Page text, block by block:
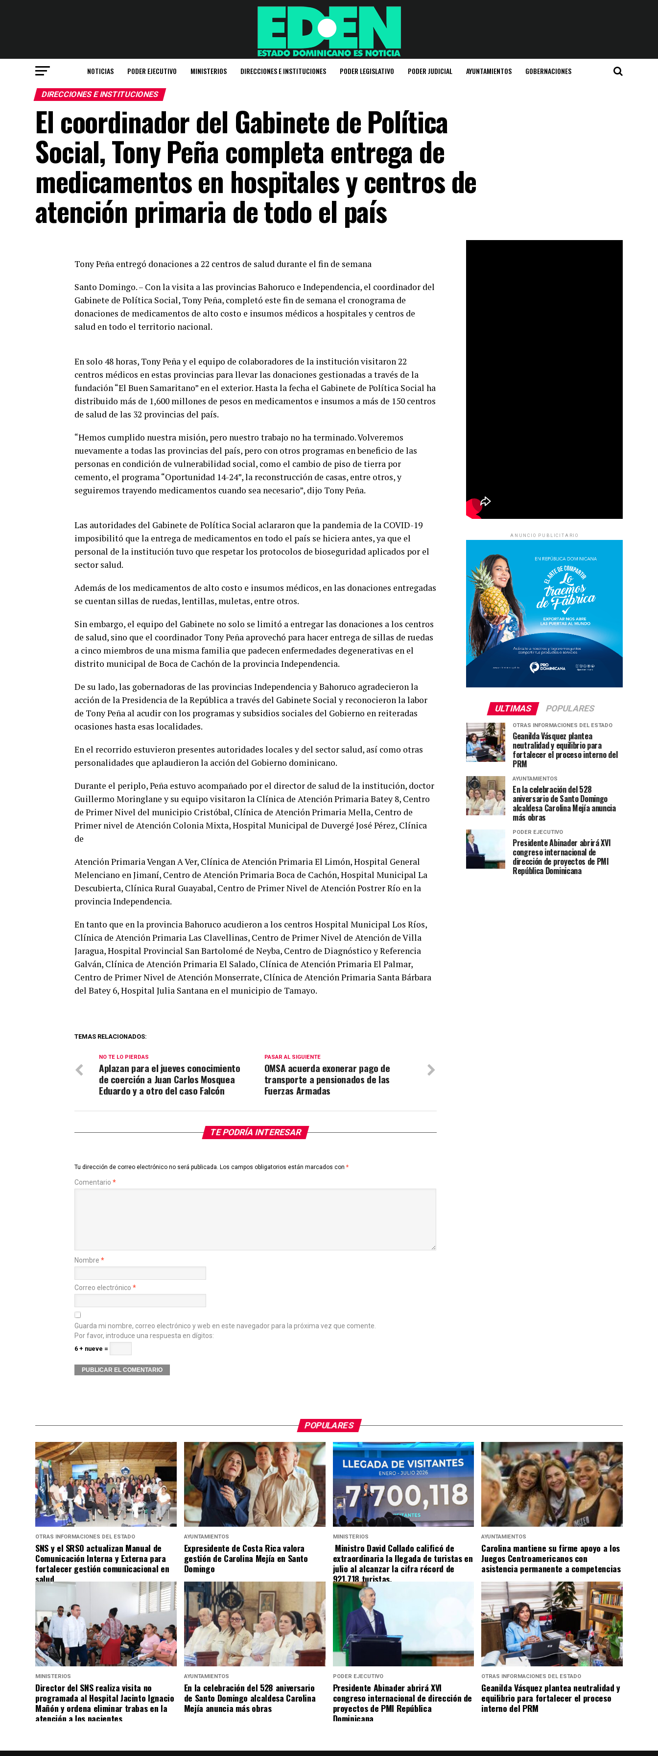
NOTICIAS PODER EJECUTIVO MINISTERIOS DIRECCIONES E INSTITUCIONES PODER LEGISLATIVO PODER JUDICIAL AYUNTAMIENTOS GOBERNACIONES
DIRECCIONES E INSTITUCIONES
El coordinador del Gabinete de Política
Social, Tony Peña completa entrega de
medicamentos en hospitales y centros de
atención primaria de todo el país
Tony Peña entregó donaciones a 22 centros de salud durante el fin de semana
Santo Domingo. – Con la visita a las provincias Bahoruco e Independencia, el coordinador del
Gabinete de Política Social, Tony Peña, completó este fin de semana el cronograma de
donaciones de medicamentos de alto costo e insumos médicos a hospitales y centros de
salud en todo el territorio nacional.
En solo 48 horas, Tony Peña y el equipo de colaboradores de la institución visitaron 22
centros médicos en estas provincias para llevar las donaciones gestionadas a través de la
fundación “El Buen Samaritano” en el exterior. Hasta la fecha el Gabinete de Política Social ha
distribuido más de 1,600 millones de pesos en medicamentos e insumos a más de 150 centros
de salud de las 32 provincias del país.
“Hemos cumplido nuestra misión, pero nuestro trabajo no ha terminado. Volveremos
nuevamente a todas las provincias del país, pero con otros programas en beneficio de las
personas en condición de vulnerabilidad social, como el cambio de piso de tierra por
cemento, el programa “Oportunidad 14-24”, la reconstrucción de casas, entre otros, y
seguiremos trayendo medicamentos cuando sea necesario”, dijo Tony Peña.
Las autoridades del Gabinete de Política Social aclararon que la pandemia de la COVID-19
imposibilitó que la entrega de medicamentos en todo el país se hiciera antes, ya que el
personal de la institución tuvo que respetar los protocolos de bioseguridad aplicados por el
sector salud.
Además de los medicamentos de alto costo e insumos médicos, en las donaciones entregadas
se cuentan sillas de ruedas, lentillas, muletas, entre otros.
Sin embargo, el equipo del Gabinete no solo se limitó a entregar las donaciones a los centros
de salud, sino que el coordinador Tony Peña aprovechó para hacer entrega de sillas de ruedas
a cinco miembros de una misma familia que padecen enfermedades degenerativas en el
distrito municipal de Boca de Cachón de la provincia Independencia.
De su lado, las gobernadoras de las provincias Independencia y Bahoruco agradecieron la
acción de la Presidencia de la República a través del Gabinete Social y reconocieron la labor
de Tony Peña al acudir con los programas y subsidios sociales del Gobierno en reiteradas
ocasiones hasta esas localidades.
En el recorrido estuvieron presentes autoridades locales y del sector salud, así como otras
personalidades que aplaudieron la acción del Gobierno dominicano.
Durante el periplo, Peña estuvo acompañado por el director de salud de la institución, doctor
Guillermo Moringlane y su equipo visitaron la Clínica de Atención Primaria Batey 8, Centro
de Primer Nivel del municipio Cristóbal, Clínica de Atención Primaria Mella, Centro de
Primer nivel de Atención Colonia Mixta, Hospital Municipal de Duvergé José Pérez, Clínica
de
Atención Primaria Vengan A Ver, Clínica de Atención Primaria El Limón, Hospital General
Melenciano en Jimaní, Centro de Atención Primaria Boca de Cachón, Hospital Municipal La
Descubierta, Clínica Rural Guayabal, Centro de Primer Nivel de Atención Postrer Río en la
provincia Independencia.
En tanto que en la provincia Bahoruco acudieron a los centros Hospital Municipal Los Ríos,
Clínica de Atención Primaria Las Clavellinas, Centro de Primer Nivel de Atención de Villa
Jaragua, Hospital Provincial San Bartolomé de Neyba, Centro de Diagnóstico y Referencia
Galván, Clínica de Atención Primaria El Salado, Clínica de Atención Primaria El Palmar,
Centro de Primer Nivel de Atención Monserrate, Clínica de Atención Primaria Santa Bárbara
del Batey 6, Hospital Julia Santana en el municipio de Tamayo.
TEMAS RELACIONADOS:
PASAR AL SIGUIENTE
OMSA acuerda exonerar pago de
transporte a pensionados de las
Fuerzas Armadas
NO TE LO PIERDAS
Aplazan para el jueves conocimiento
de coerción a Juan Carlos Mosquea
Eduardo y a otro del caso Falcón
TE PODRÍA INTERESAR
Tu dirección de correo electrónico no será publicada. Los campos obligatorios están marcados con *
Comentario *
Nombre *
Correo electrónico *
Guarda mi nombre, correo electrónico y web en este navegador para la próxima vez que comente.
Por favor, introduce una respuesta en dígitos:
6 + nueve =
ANUNCIO PUBLICITARIO
ULTIMAS POPULARES
OTRAS INFORMACIONES DEL ESTADO
Geanilda Vásquez plantea
neutralidad y equilibrio para
fortalecer el proceso interno del
PRM
AYUNTAMIENTOS
En la celebración del 528
aniversario de Santo Domingo
alcaldesa Carolina Mejía anuncia
más obras
PODER EJECUTIVO
Presidente Abinader abrirá XVI
congreso internacional de
dirección de proyectos de PMI
República Dominicana
POPULARES
OTRAS INFORMACIONES DEL ESTADO
SNS y el SRSO actualizan Manual de
Comunicación Interna y Externa para
fortalecer gestión comunicacional en
salud
AYUNTAMIENTOS
Expresidente de Costa Rica valora
gestión de Carolina Mejía en Santo
Domingo
MINISTERIOS
Ministro David Collado calificó de
extraordinaria la llegada de turistas en
julio al alcanzar la cifra récord de
921,718 turistas.
AYUNTAMIENTOS
Carolina mantiene su firme apoyo a los
Juegos Centroamericanos con
asistencia permanente a competencias
MINISTERIOS
Director del SNS realiza visita no
programada al Hospital Jacinto Ignacio
Mañón y ordena eliminar trabas en la
atención a los pacientes
AYUNTAMIENTOS
En la celebración del 528 aniversario
de Santo Domingo alcaldesa Carolina
Mejía anuncia más obras
PODER EJECUTIVO
Presidente Abinader abrirá XVI
congreso internacional de dirección de
proyectos de PMI República
Dominicana
OTRAS INFORMACIONES DEL ESTADO
Geanilda Vásquez plantea neutralidad y
equilibrio para fortalecer el proceso
interno del PRM